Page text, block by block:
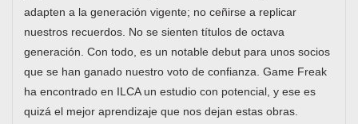
adapten a la generación vigente; no ceñirse a replicar
nuestros recuerdos. No se sienten títulos de octava
generación. Con todo, es un notable debut para unos socios
que se han ganado nuestro voto de confianza. Game Freak
ha encontrado en ILCA un estudio con potencial, y ese es
quizá el mejor aprendizaje que nos dejan estas obras.